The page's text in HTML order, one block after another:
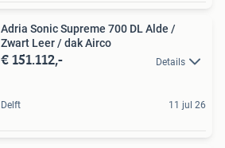
Adria Sonic Supreme 700 DL Alde /
Zwart Leer / dak Airco
€ 151.112,- Details
Delft 11 jul 26